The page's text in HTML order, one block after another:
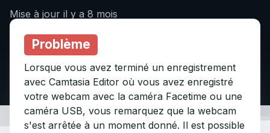
Mise à jour il y a 8 mois
Problème
Lorsque vous avez terminé un enregistrement
avec Camtasia Editor où vous avez enregistré
votre webcam avec la caméra Facetime ou une
caméra USB, vous remarquez que la webcam
s'est arrêtée à un moment donné. Il est possible